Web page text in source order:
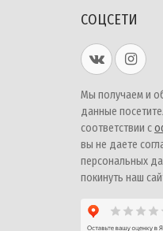
СОЦСЕТИ
Мы получаем и
данные
соответствии с
вы не даете
персональных
покинуть наш